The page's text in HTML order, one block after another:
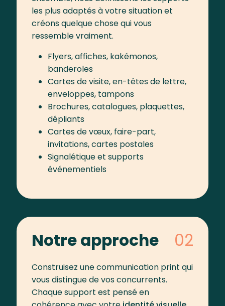
les plus adaptés à votre situation et
créons quelque chose qui vous
ressemble vraiment.
Flyers, affiches, kakémonos,
banderoles
Cartes de visite, en-têtes de lettre,
enveloppes, tampons
Brochures, catalogues, plaquettes,
dépliants
Cartes de vœux, faire-part,
invitations, cartes postales
Signalétique et supports
événementiels
Notre approche
Construisez une communication print qui
vous distingue de vos concurrents.
Chaque support est pensé en